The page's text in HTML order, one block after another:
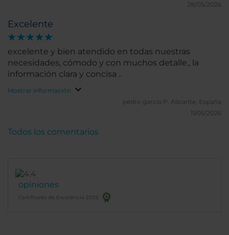
28/05/2026
Excelente
excelente y bien atendido en todas nuestras
necesidades, cómodo y con muchos detalle., la
información clara y concisa ..
Mostrar información
pedro garcia P. Alicante, España
11/05/2026
opiniones
Certificado de Excelencia 2025
Todos los comentarios